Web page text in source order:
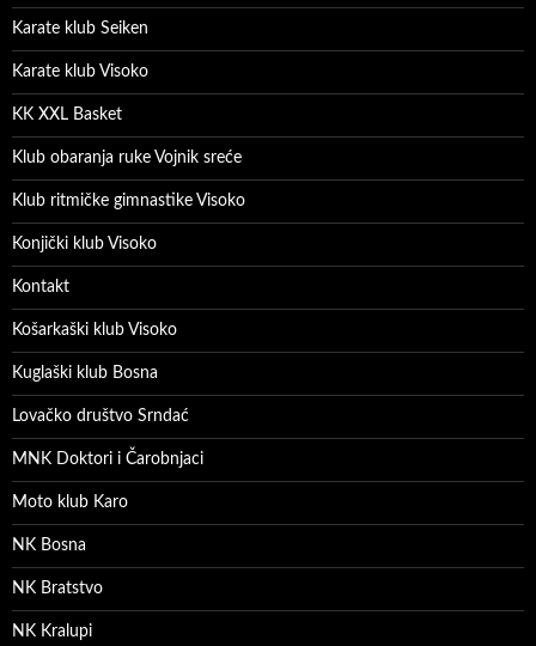
Karate klub Seiken
Karate klub Visoko
KK XXL Basket
Klub obaranja ruke Vojnik sreće
Klub ritmičke gimnastike Visoko
Konjički klub Visoko
Kontakt
Košarkaški klub Visoko
Kuglaški klub Bosna
Lovačko društvo Srndać
MNK Doktori i Čarobnjaci
Moto klub Karo
NK Bosna
NK Bratstvo
NK Kralupi